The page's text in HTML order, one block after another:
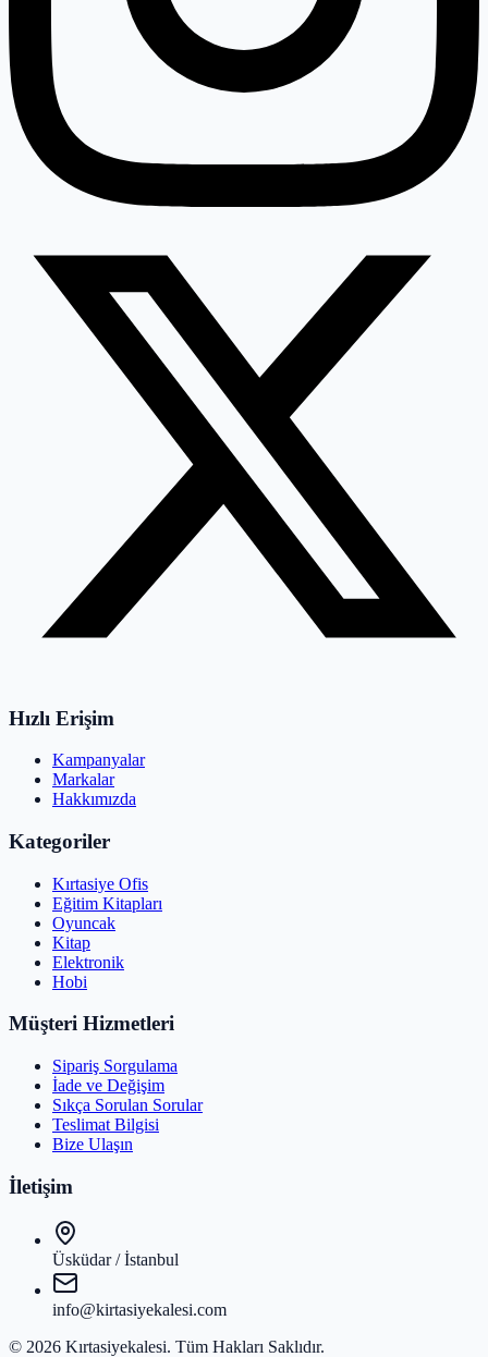
Hızlı Erişim
Kampanyalar
Markalar
Hakkımızda
Kategoriler
Kırtasiye Ofis
Eğitim Kitapları
Oyuncak
Kitap
Elektronik
Hobi
Müşteri Hizmetleri
Sipariş Sorgulama
İade ve Değişim
Sıkça Sorulan Sorular
Teslimat Bilgisi
Bize Ulaşın
İletişim
Üsküdar / İstanbul
info@kirtasiyekalesi.com
© 2026 Kırtasiyekalesi. Tüm Hakları Saklıdır.